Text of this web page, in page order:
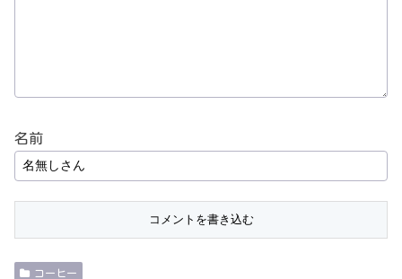
名前
コーヒー